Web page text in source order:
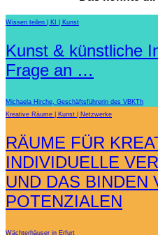
Wissen teilen KI Kunst
Kunst & künstliche
Frage an …
Michaela Hirche, Geschäftsführerin des VBKTh
Kreative Räume
Kunst Netzwerke
RÄUME FÜR
INDIVIDUELLE
UND DAS BINDEN
POTENZIALEN
Wächterhäuser in Erfurt